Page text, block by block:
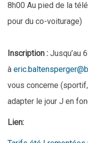
8h00 Au pied de la
pour du co-voiturage)
Inscription : Jusqu’au
à
vous concerne
adapter le jour J en
Lien: